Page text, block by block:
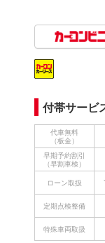
付帯サービ
代車無料
（板金）
早期予約割引
（早割車検）
ローン取扱
定期点検整備
特殊車両取扱